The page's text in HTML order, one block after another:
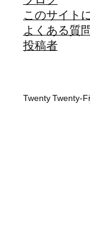
このサイト
よくある質
投稿者
Twenty Twenty-